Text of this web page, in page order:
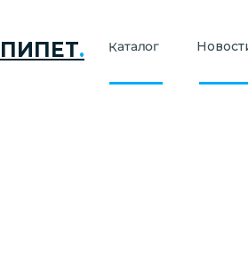
ПИПЕТ. Каталог